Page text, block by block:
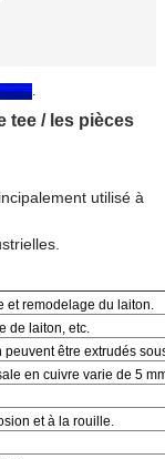
.
tee / les pièces
utilisé à
et remodelage du laiton.
de laiton, etc.
être extrudés
en cuivre varie de 5
et à la rouille.